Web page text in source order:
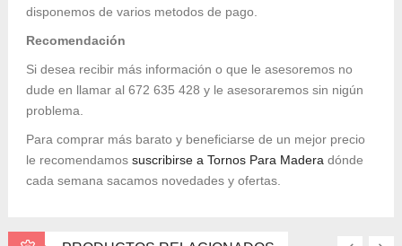
disponemos de varios metodos de pago.
Recomendación
Si desea recibir más información o que le asesoremos no
dude en llamar al 672 635 428 y le asesoraremos sin nigún
problema.
Para comprar más barato y beneficiarse de un mejor precio
le recomendamos suscribirse a Tornos Para Madera dónde
cada semana sacamos novedades y ofertas.